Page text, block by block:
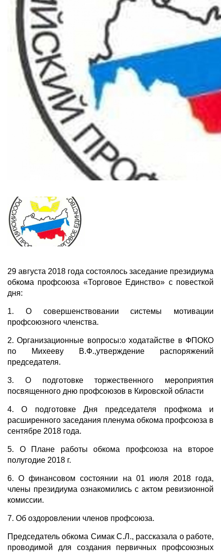
29 августа 2018 года состоялось заседание президиума
обкома профсоюза «Торговое Единство» с повесткой
дня:
1. О совершенствовании системы мотивации
профсоюзного членства.
2. Организационные вопросы:о ходатайстве в ФПОКО
по Михееву В.Ф.,утверждение распоряжений
председателя.
3. О подготовке торжественного мероприятия
посвященного дню профсоюзов в Кировской области
4. О подготовке Дня председателя профкома и
расширенного заседания пленума обкома профсоюза в
сентябре 2018 года.
5. О Плане работы обкома профсоюза на второе
полугодие 2018 г.
6. О финансовом состоянии на 01 июля 2018 года,
члены президиума ознакомились с актом ревизионной
комиссии.
7. Об оздоровлении членов профсоюза.
Председатель обкома Симак С.Л., рассказала о работе,
проводимой для создания первичных профсоюзных